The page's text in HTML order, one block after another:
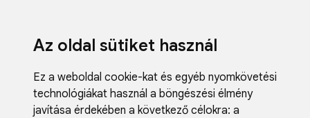
Az oldal sütiket használ
Ez a weboldal cookie-kat és egyéb nyomkövetési
technológiákat használ a böngészési élmény
javítása érdekében a következő célokra: a